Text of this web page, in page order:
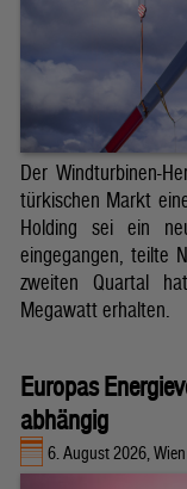
Der Windturbinen-
türkischen Markt
Holding sei ein
eingegangen, teilte
zweiten Quartal
Megawatt erhalten.
Europas
abhängig
6. August 2026, Wien